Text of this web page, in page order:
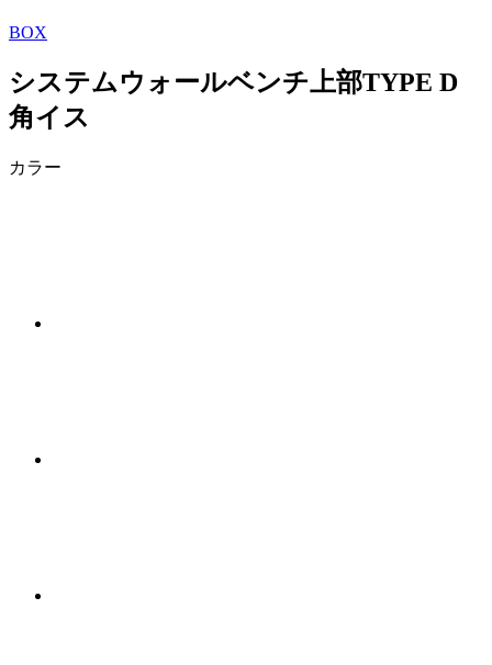
BOX
システムウォールベンチ上部TYPE D
角イス
カラー